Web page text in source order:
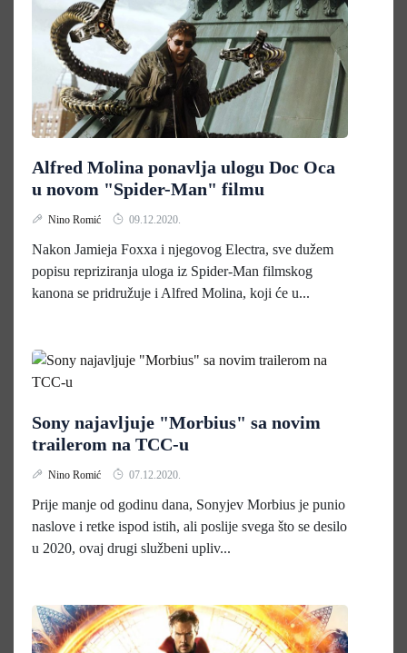
Alfred Molina ponavlja ulogu Doc Oca
u novom "Spider-Man" filmu
Nino Romić 09.12.2020.
Nakon Jamieja Foxxa i njegovog Electra, sve dužem
popisu repriziranja uloga iz Spider-Man filmskog
kanona se pridružuje i Alfred Molina, koji će u...
Sony najavljuje "Morbius" sa novim
trailerom na TCC-u
Nino Romić 07.12.2020.
Prije manje od godinu dana, Sonyjev Morbius je punio
naslove i retke ispod istih, ali poslije svega što se desilo
u 2020, ovaj drugi službeni upliv...